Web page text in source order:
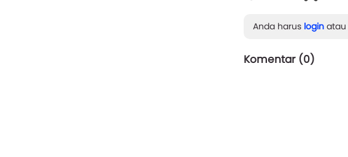
Anda harus login atau
Komentar (0)